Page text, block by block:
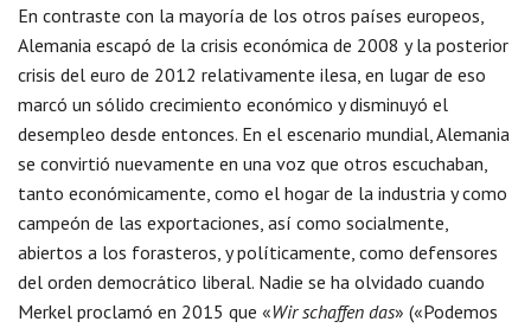
En contraste con la mayoría de los otros países europeos,
Alemania escapó de la crisis económica de 2008 y la posterior
crisis del euro de 2012 relativamente ilesa, en lugar de eso
marcó un sólido crecimiento económico y disminuyó el
desempleo desde entonces. En el escenario mundial, Alemania
se convirtió nuevamente en una voz que otros escuchaban,
tanto económicamente, como el hogar de la industria y como
campeón de las exportaciones, así como socialmente,
abiertos a los forasteros, y políticamente, como defensores
del orden democrático liberal. Nadie se ha olvidado cuando
Merkel proclamó en 2015 que «Wir schaffen das» («Podemos